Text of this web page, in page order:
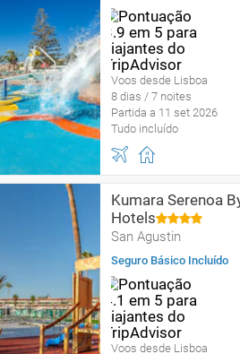
Voos desde Lisboa
8 dias / 7 noites
Partida a 11 set 2026
Tudo incluído
Kumara Serenoa
Hotels
San Agustin
Seguro Básico Incluído
Voos desde Lisboa